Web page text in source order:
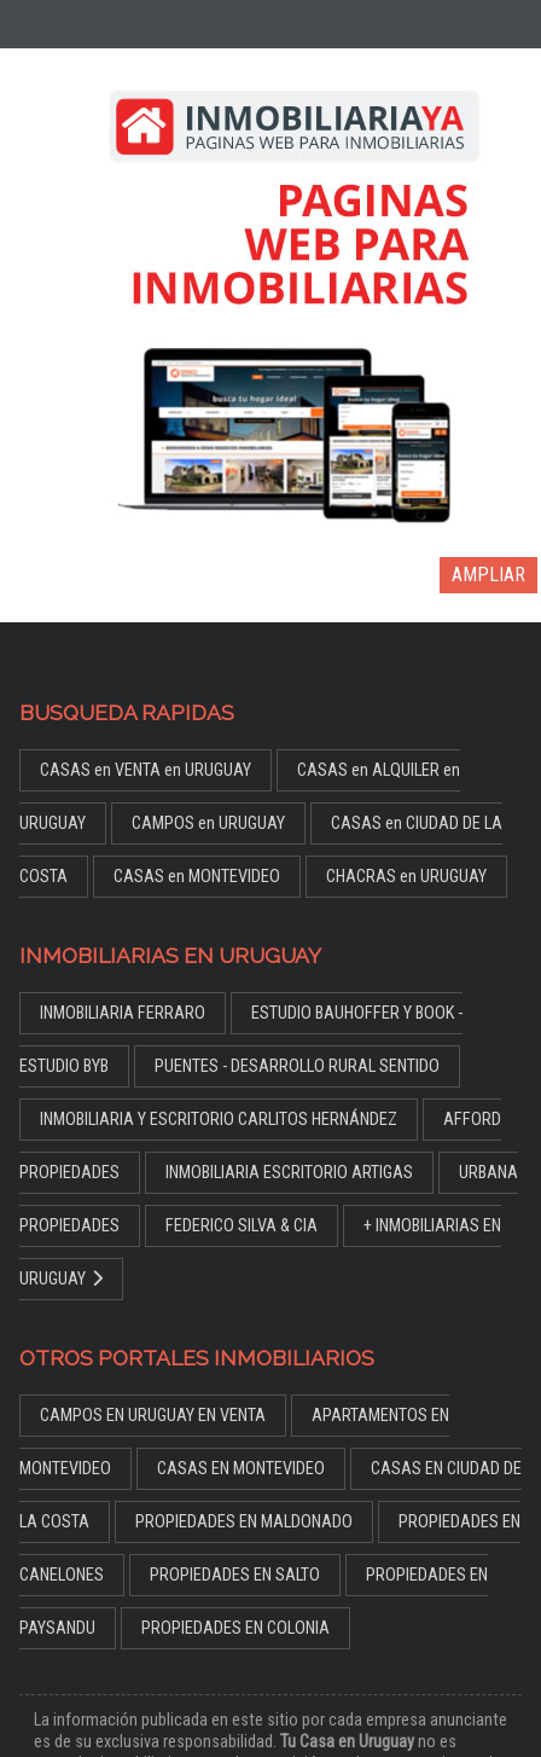
AMPLIAR
BUSQUEDA RAPIDAS
CASAS en VENTA en URUGUAY CASAS en ALQUILER en
URUGUAY CAMPOS en URUGUAY CASAS en CIUDAD DE LA
COSTA CASAS en MONTEVIDEO CHACRAS en URUGUAY
INMOBILIARIAS EN URUGUAY
INMOBILIARIA FERRARO ESTUDIO BAUHOFFER Y BOOK -
ESTUDIO BYB PUENTES - DESARROLLO RURAL SENTIDO
INMOBILIARIA Y ESCRITORIO CARLITOS HERNÁNDEZ AFFORD
PROPIEDADES INMOBILIARIA ESCRITORIO ARTIGAS URBANA
PROPIEDADES FEDERICO SILVA & CIA + INMOBILIARIAS EN
URUGUAY
OTROS PORTALES INMOBILIARIOS
CAMPOS EN URUGUAY EN VENTA APARTAMENTOS EN
MONTEVIDEO CASAS EN MONTEVIDEO CASAS EN CIUDAD DE
LA COSTA PROPIEDADES EN MALDONADO PROPIEDADES EN
CANELONES PROPIEDADES EN SALTO PROPIEDADES EN
PAYSANDU PROPIEDADES EN COLONIA
La información publicada en este sitio por cada empresa anunciante
es de su exclusiva responsabilidad. Tu Casa en Uruguayno es